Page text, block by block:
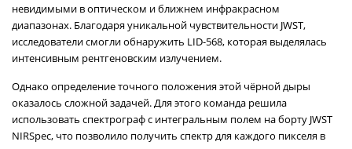
невидимыми в оптическом и ближнем инфракрасном
диапазонах. Благодаря уникальной чувствительности JWST,
исследователи смогли обнаружить LID-568, которая выделялась
интенсивным рентгеновским излучением.
Однако определение точного положения этой чёрной дыры
оказалось сложной задачей. Для этого команда решила
использовать спектрограф с интегральным полем на борту JWST
NIRSpec, что позволило получить спектр для каждого пикселя в